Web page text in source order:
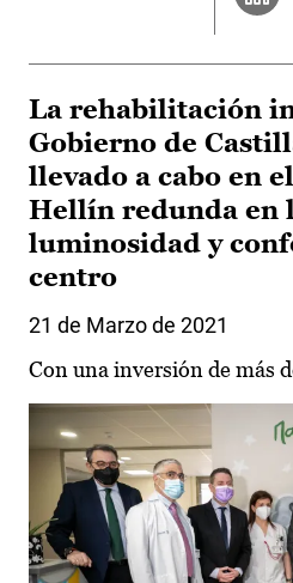
La rehabilitación
Gobierno de
llevado a cabo en
Hellín redunda en
luminosidad y
centro
21 de Marzo de 2021
Con una inversión de más